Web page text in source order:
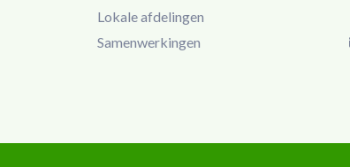
Lokale afdelingen
Samenwerkingen